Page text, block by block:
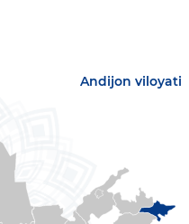
Andijon viloyati